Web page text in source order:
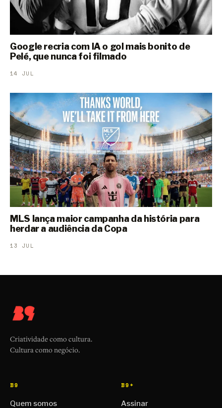
Google recria com IA o gol mais bonito de
Pelé, que nunca foi filmado
14 JUL
MLS lança maior campanha da história para
herdar a audiência da Copa
13 JUL
Criatividade como cultura.
Cultura como negócio.
B9
Quem somos
B9+
Assinar